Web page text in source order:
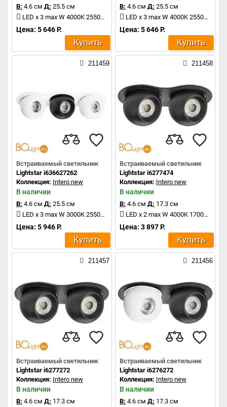
В: 4.6 см Д: 25.5 см
LED x 3 max W 4000K 2550Lm
Цена: 5 646 Р.
Купить
В: 4.6 см Д: 25.5 см
LED x 3 max W 4000K 2550Lm
Цена: 5 646 Р.
Купить
211459
Встраиваемый светильник
Lightstar i636627262
Коллекция: Intero new
В наличии
В: 4.6 см Д: 25.5 см
LED x 3 max W 3000K 2550Lm
Цена: 5 946 Р.
Купить
211458
Встраиваемый светильник
Lightstar i6277474
Коллекция: Intero new
В наличии
В: 4.6 см Д: 17.3 см
LED x 2 max W 4000K 1700Lm
Цена: 3 897 Р.
Купить
211457
Встраиваемый светильник
Lightstar i6277272
Коллекция: Intero new
В наличии
В: 4.6 см Д: 17.3 см
211456
Встраиваемый светильник
Lightstar i6276272
Коллекция: Intero new
В наличии
В: 4.6 см Д: 17.3 см